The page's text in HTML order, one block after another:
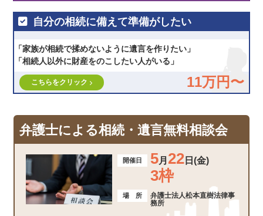
自分の相続に備えて準備がしたい
「家族が相続で揉めないように遺言を作りたい」
「相続人以外に財産をのこしたい人がいる」
11万円〜
こちらをクリック
弁護士による相続・遺言無料相談会
開催日 5月 22日(金)
3枠
場 所
弁護士法人松本直樹法律事
務所